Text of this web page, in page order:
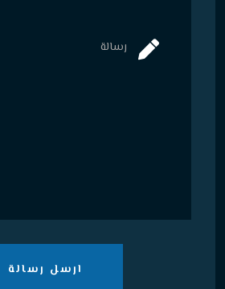
ارسل رسالة